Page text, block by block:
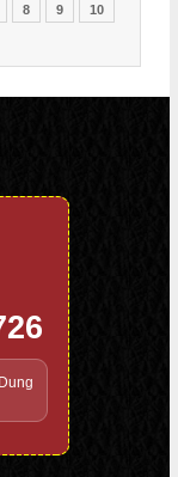
8 9 10